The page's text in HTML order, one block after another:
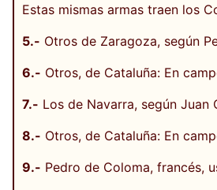
Estas mismas armas traen los
5.- Otros de Zaragoza, según
6.- Otros, de Cataluña: En
7.- Los de Navarra, según
8.- Otros, de Cataluña: En
9.- Pedro de Coloma, francés,